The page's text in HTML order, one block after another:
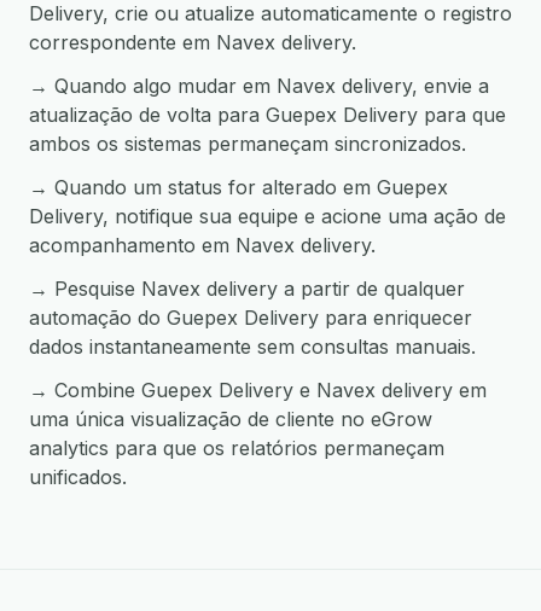
Delivery, crie ou atualize automaticamente o registro
correspondente em Navex delivery.
→ Quando algo mudar em Navex delivery, envie a
atualização de volta para Guepex Delivery para que
ambos os sistemas permaneçam sincronizados.
→ Quando um status for alterado em Guepex
Delivery, notifique sua equipe e acione uma ação de
acompanhamento em Navex delivery.
→ Pesquise Navex delivery a partir de qualquer
automação do Guepex Delivery para enriquecer
dados instantaneamente sem consultas manuais.
→ Combine Guepex Delivery e Navex delivery em
uma única visualização de cliente no eGrow
analytics para que os relatórios permaneçam
unificados.